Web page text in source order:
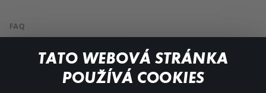
TATO WEBOVÁ STRÁNKA
POUŽÍVÁ COOKIES
FAQ
Můj účet
Důležité odkazy